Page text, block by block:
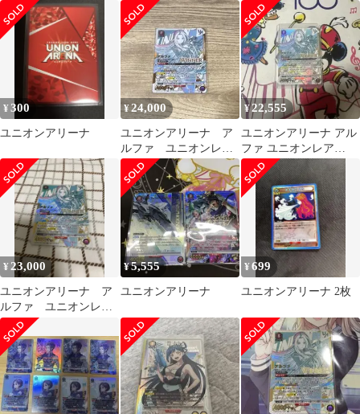
WINNER 未開封
¥300
ユニオンアリーナ
¥24,000
ユニオンアリーナ ア
ルファ ユニオンレア
winner
¥22,555
ユニオンアリーナ アル
ファ ユニオンレア
WINNER
¥23,000
ユニオンアリーナ ア
ルファ ユニオンレア
winner 未開封
¥5,555
ユニオンアリーナ
¥699
ユニオンアリーナ 2枚